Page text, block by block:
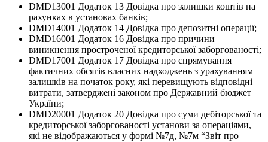
DMD13001 Додаток 13 Довідка про залишки коштів на
рахунках в установах банків;
DMD14001 Додаток 14 Довідка про депозитні операції;
DMD16001 Додаток 16 Довідка про причини
виникнення простроченої кредиторської заборгованості;
DMD17001 Додаток 17 Довідка про спрямування
фактичних обсягів власних надходжень з урахуванням
залишків на початок року, які перевищують відповідні
витрати, затверджені законом про Державний бюджет
України;
DMD20001 Додаток 20 Довідка про суми дебіторської та
кредиторської заборгованості установи за операціями,
які не відображаються у формі №7д, №7м “Звіт про